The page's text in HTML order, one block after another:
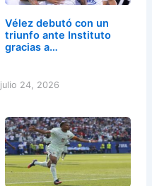
Vélez debutó con un
triunfo ante Instituto
gracias a…
julio 24, 2026